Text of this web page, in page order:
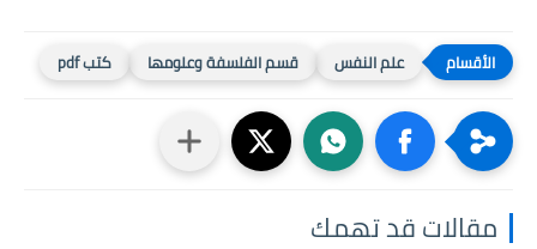
علم النفس قسم الفلسفة وعلومها كتب pdf
مقالات قد تهمك